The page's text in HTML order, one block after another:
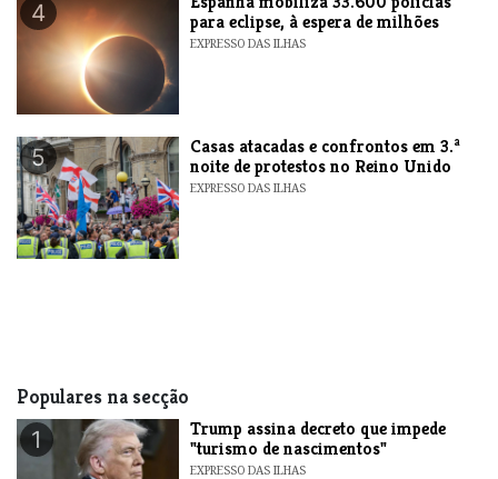
4
para eclipse, à espera de milhões
EXPRESSO DAS ILHAS
5
Casas atacadas e confrontos em 3.ª
noite de protestos no Reino Unido
EXPRESSO DAS ILHAS
Populares na secção
1
Trump assina decreto que impede
"turismo de nascimentos"
EXPRESSO DAS ILHAS